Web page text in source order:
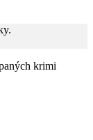
krimi